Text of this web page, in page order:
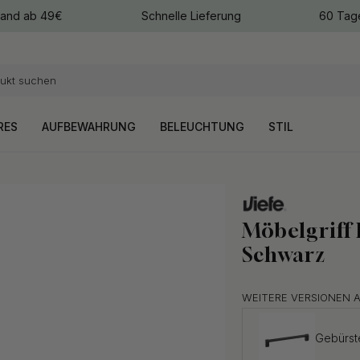
ab 49€ Schnelle Lieferung 60
AUFBEWAHRUNG BELEUCHTUNG STIL
Möbelgriff
Schwarz
WEITERE VERSIONEN